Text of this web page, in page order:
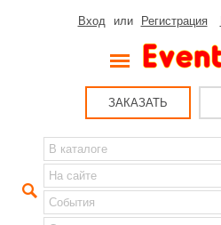
Вход или Регистрация
ЗАКАЗАТЬ